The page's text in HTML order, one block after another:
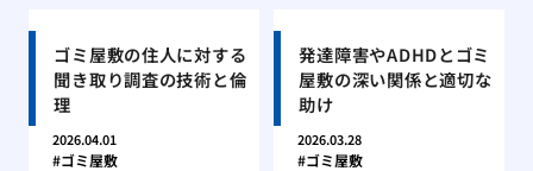
ゴミ屋敷の住人に対する
聞き取り調査の技術と倫
理
2026.04.01
ゴミ屋敷
発達障害やADHDとゴミ
屋敷の深い関係と適切な
助け
2026.03.28
ゴミ屋敷